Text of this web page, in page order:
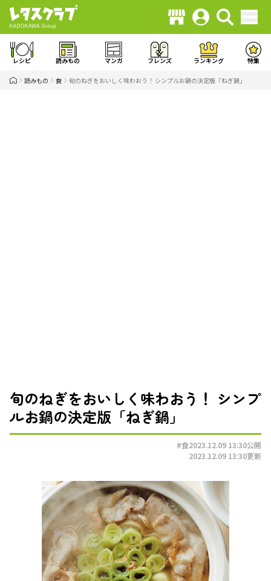
レシピ 読みもの マンガ フレンズ ランキング 特集
読みもの 食 旬のねぎをおいしく味わおう！ シンプルお鍋の決定版「ねぎ鍋」
旬のねぎをおいしく味わおう！ シンプ
ルお鍋の決定版「ねぎ鍋」
#食2023.12.09 13:30公開
2023.12.09 13:30更新